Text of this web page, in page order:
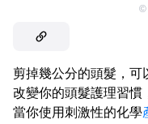
©
剪掉幾公分的頭髮，可
改變你的頭髮護理習慣
當你使用刺激性的化學